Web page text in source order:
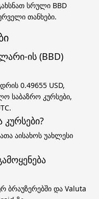
სრული BBD
თანხები.
ის (BBD)
0.49655 USD,
საბაზრო კურსები,
აისახოს უახლესი
ბრაუზერებში და Valuta